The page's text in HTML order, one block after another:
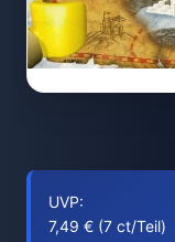
UVP:
7,49 € (7 ct/Teil)